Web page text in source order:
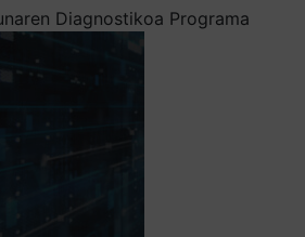
Diagnostikoa Programa